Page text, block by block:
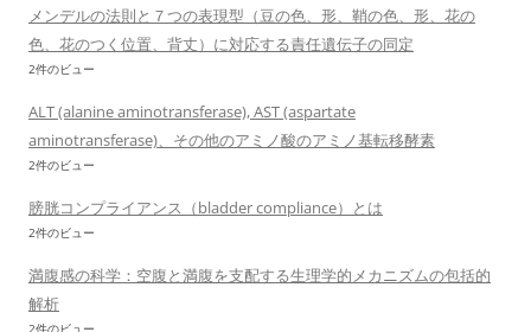
メンデルの法則と７つの表現型（豆の色、形、鞘の色、形、花の
色、花のつく位置、背丈）に対応する責任遺伝子の同定
2件のビュー
ALT (alanine aminotransferase), AST (aspartate
aminotransferase)、その他のアミノ酸のアミノ基転移酵素
2件のビュー
膀胱コンプライアンス（bladder compliance）とは
2件のビュー
満腹感の科学：空腹と満腹を支配する生理学的メカニズムの包括的
解析
2件のビュー